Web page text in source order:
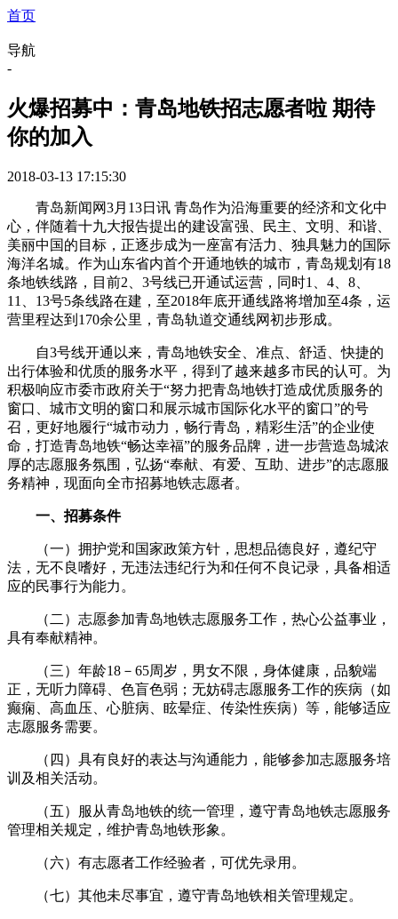
首页
导航
-
火爆招募中：青岛地铁招志愿者啦 期待
你的加入
2018-03-13 17:15:30
青岛新闻网3月13日讯 青岛作为沿海重要的经济和文化中
心，伴随着十九大报告提出的建设富强、民主、文明、和谐、
美丽中国的目标，正逐步成为一座富有活力、独具魅力的国际
海洋名城。作为山东省内首个开通地铁的城市，青岛规划有18
条地铁线路，目前2、3号线已开通试运营，同时1、4、8、
11、13号5条线路在建，至2018年底开通线路将增加至4条，运
营里程达到170余公里，青岛轨道交通线网初步形成。
自3号线开通以来，青岛地铁安全、准点、舒适、快捷的
出行体验和优质的服务水平，得到了越来越多市民的认可。为
积极响应市委市政府关于“努力把青岛地铁打造成优质服务的
窗口、城市文明的窗口和展示城市国际化水平的窗口”的号
召，更好地履行“城市动力，畅行青岛，精彩生活”的企业使
命，打造青岛地铁“畅达幸福”的服务品牌，进一步营造岛城浓
厚的志愿服务氛围，弘扬“奉献、有爱、互助、进步”的志愿服
务精神，现面向全市招募地铁志愿者。
一、招募条件
（一）拥护党和国家政策方针，思想品德良好，遵纪守
法，无不良嗜好，无违法违纪行为和任何不良记录，具备相适
应的民事行为能力。
（二）志愿参加青岛地铁志愿服务工作，热心公益事业，
具有奉献精神。
（三）年龄18－65周岁，男女不限，身体健康，品貌端
正，无听力障碍、色盲色弱；无妨碍志愿服务工作的疾病（如
癫痫、高血压、心脏病、眩晕症、传染性疾病）等，能够适应
志愿服务需要。
（四）具有良好的表达与沟通能力，能够参加志愿服务培
训及相关活动。
（五）服从青岛地铁的统一管理，遵守青岛地铁志愿服务
管理相关规定，维护青岛地铁形象。
（六）有志愿者工作经验者，可优先录用。
（七）其他未尽事宜，遵守青岛地铁相关管理规定。